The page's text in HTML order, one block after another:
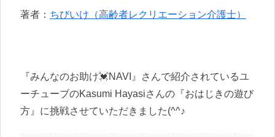
著者： ちびいけ（高齢者レクリエーション介護士）
『みんなのお助け💓NAVI』さんで紹介されているユ
ーチューブのKasumi Hayasiさんの『おはじきの遊び
方』に挑戦させていただきました(^^♪